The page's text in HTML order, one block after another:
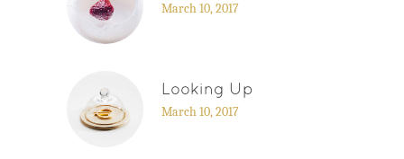
March 10, 2017
Looking Up
March 10, 2017